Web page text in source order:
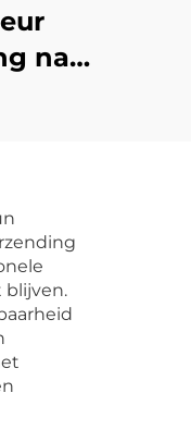
naar
DDP
blijven.